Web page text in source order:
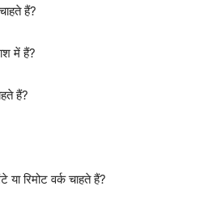
हैं?
में हैं?
हैं?
रिमोट वर्क चाहते हैं?